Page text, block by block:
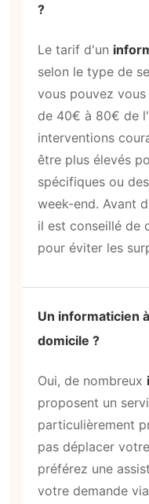
?
Le tarif d'un
selon le type de
vous pouvez
de 40€ à 80€ de
interventions
être plus élevés
spécifiques ou
week-end. Avant
il est conseillé de
pour éviter les
Un informaticien
domicile ?
Oui, de nombreux
proposent un
particulièrement
pas déplacer
préférez une
votre demande